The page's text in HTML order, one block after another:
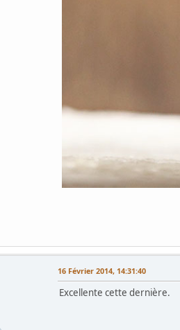
16 Février 2014, 14:31:40
Excellente cette dernière.